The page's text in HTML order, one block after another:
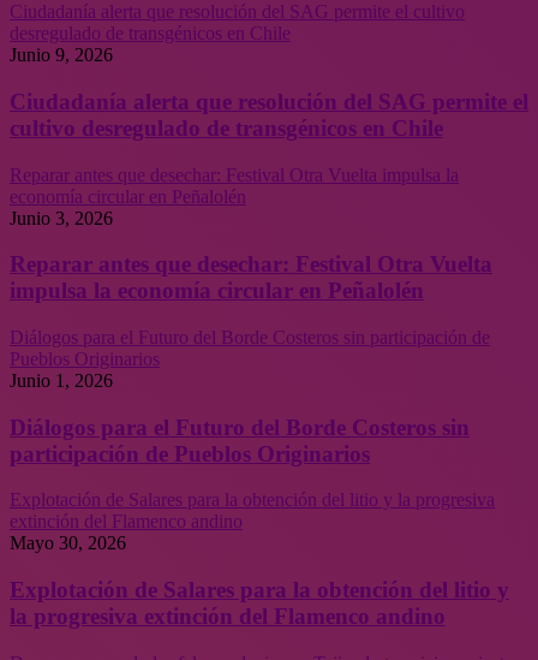
Ciudadanía alerta que resolución del SAG permite el cultivo
desregulado de transgénicos en Chile
Junio 9, 2026
Ciudadanía alerta que resolución del SAG permite el
cultivo desregulado de transgénicos en Chile
Reparar antes que desechar: Festival Otra Vuelta impulsa la
economía circular en Peñalolén
Junio 3, 2026
Reparar antes que desechar: Festival Otra Vuelta
impulsa la economía circular en Peñalolén
Diálogos para el Futuro del Borde Costeros sin participación de
Pueblos Originarios
Junio 1, 2026
Diálogos para el Futuro del Borde Costeros sin
participación de Pueblos Originarios
Explotación de Salares para la obtención del litio y la progresiva
extinción del Flamenco andino
Mayo 30, 2026
Explotación de Salares para la obtención del litio y
la progresiva extinción del Flamenco andino